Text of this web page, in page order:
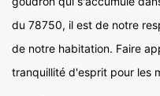
du 78750, il est de notre
de notre habitation. Faire
tranquillité d'esprit pour les